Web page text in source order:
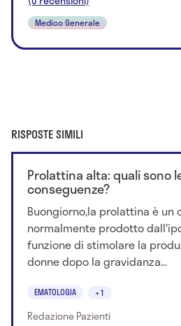
Medico Generale
RISPOSTE SIMILI
Prolattina alta: quali sono
conseguenze?
Buongiorno,la prolattina è un
normalmente prodotto
funzione di stimolare la
donne dopo la gravidanza...
EMATOLOGIA +1
Redazione Pazienti